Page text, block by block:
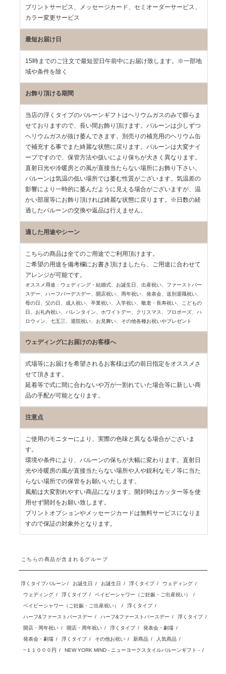
プリントサービス、メッセージカード、セミオーダーサービス、
カラー変更サービス
最短お届け日
15時までのご注文で最短翌日午前中にお届け致します。※一部地
域や条件を除く
お飾り頂ける期間
当店の浮くタイプのバルーンギフトはヘリウムガスのみで膨らま
せておりますので、長い間お飾り頂けます。バルーンは少しずつ
ヘリウムガスが抜け萎んできます。別売りの補充用のヘリウム缶
で補充する事でまた綺麗な状態に戻ります。バルーンは大変ナイ
ーブですので、保管方法や扱いにより保ちが大きく異なります。
直射日光や冷暖房との風が直接当たらない場所にお飾り下さい。
バルーンは気温の低い場所では萎む性質がございます。気温差の
影響により一時的に萎んだように見える場合がございますが、温
かい部屋等にお飾り頂ければ綺麗な状態に戻ります。※日数の経
過したバルーンの交換や返品は行えません。
適した用途やシーン
こちらの商品は全てのご用途でご利用頂けます。
ご希望の用途を備考欄にお書き頂けましたら、ご用途に合わせて
アレンジが可能です。
オススメ用途：ウェディング・結婚式、お誕生日、出産祝い、ファーストバー
スデー、ハーフバーデスデー、開店祝い、周年祝い、発表会、送別退職祝い、
母の日、父の日、 成人祝い、卒業祝い、入学祝い、敬老・長寿祝い、こどもの
日、お礼内祝い、 バレンタイン、ホワイトデー、クリスマス、プロポーズ、ハ
ロウィン、七五三、退院祝い、お見舞い、その他各種お祝いやプレゼント
ウェディングにお届けのお客様へ
式場等にお届けを希望されるお客様は式の前日指定をオススメさ
せて頂きます。
延着等で式に間に合わないや万が一割れていた場合等に新しい商
品の手配が可能となります。
注意点
ご使用のモニターにより、実際の色味と異なる場合がございま
す。
環境や条件により、バルーンの保ちが大幅に変わります。直射日
光や冷暖房の風が直接当たらない場所や人や鋭利なモノ等に当た
らない場所での保管をお願いいたします。
風船は大変割れやすい商品になります。開封時はカッター等を使
用せず開封をお願い致します。
プリントオプションやメッセージカードは無料サービスになりま
すので保証の対象外となります。
こちらの商品が含まれるグループ
浮くタイプバルーン / お誕生日 / お誕生日 / 浮くタイプ / ウェディング /
ウェディング / 浮くタイプ / ベイビーシャワー（ご妊娠・ご出産祝い）
/
ベイビーシャワー（ご妊娠・ご出産祝い）
/ 浮くタイプ /
ハーフ&ファーストバースデー / ハーフ&ファーストバースデー / 浮くタイプ /
開店・周年祝い / 開店・周年祝い / 浮くタイプ / 発表会・劇場 /
発表会・劇場 / 浮くタイプ / その他お祝い / 新商品 / 人気商品 /
~１１０００円 / NEW YORK MIND - ニューヨークスタイルバルーンギフト - /